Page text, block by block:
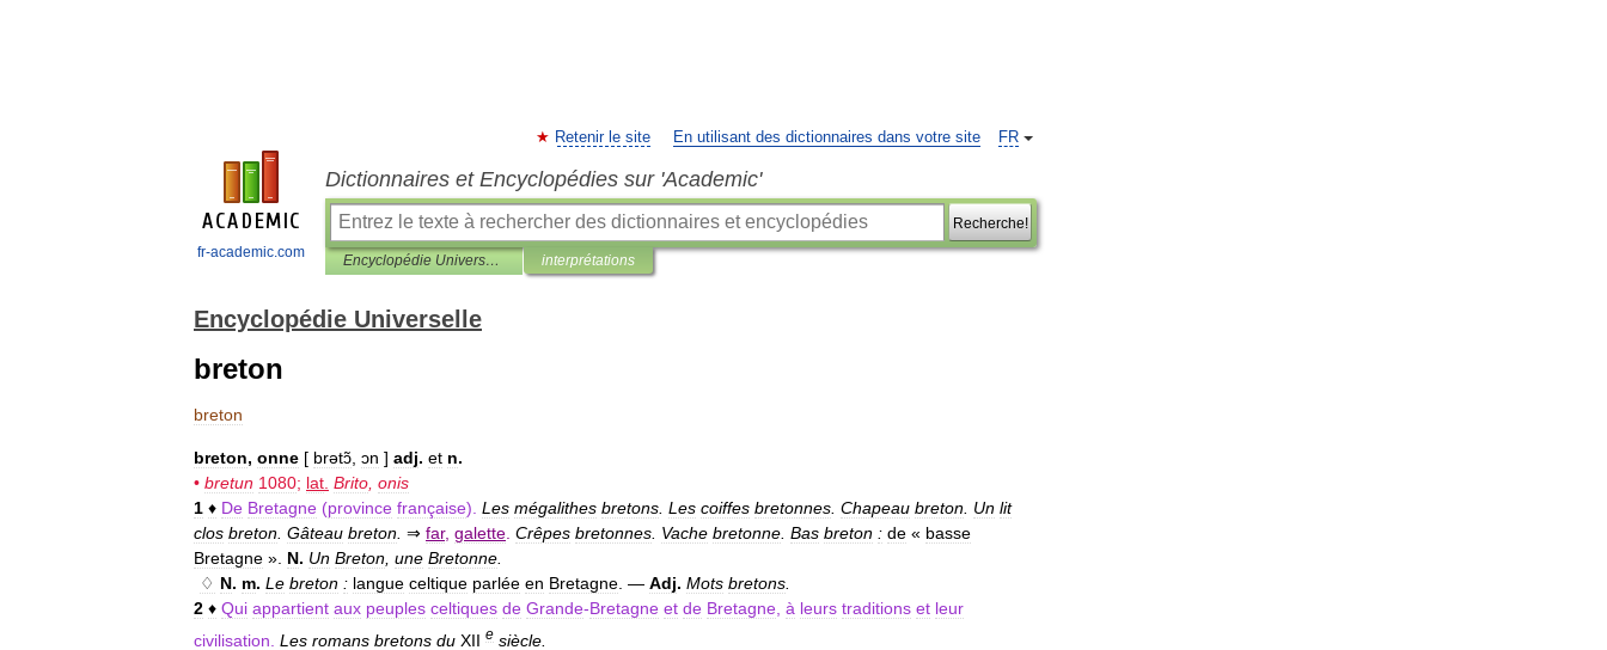
fr-academic.com
FR
Retenir le site En utilisant des dictionnaires dans votre site
Dictionnaires et Encyclopédies sur 'Academic'
Recherche!
Encyclopédie Universelle interprétations
Encyclopédie Universelle
breton
breton
breton, onne [ brətɔ̃ ɔn ] adj. et n.
• bretun 1080; lat Brito onis
1 ♦ De Bretagne (province française). Les mégalithes bretons Les coiffes bretonnes Chapeau breton Un lit
clos breton Gâteau breton ⇒ far, galette Crêpes bretonnes Vache bretonne Bas breton : de « basse
Bretagne ». N. Un Breton une Bretonne
♢ N. m. Le breton : langue celtique parlée en Bretagne . — Adj. Mots bretons
2 ♦ Qui appartient aux peuples celtiques de Grande-Bretagne et de Bretagne à leurs traditions et leur
civilisation Les romans bretons du XII e siècle